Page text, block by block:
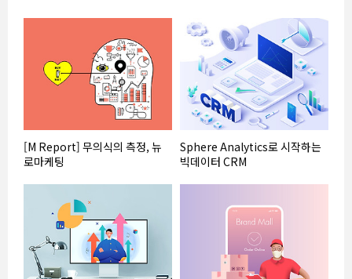
[M Report] 무의식의 측정, 뉴
로마케팅
Sphere Analytics로 시작하는
빅데이터 CRM